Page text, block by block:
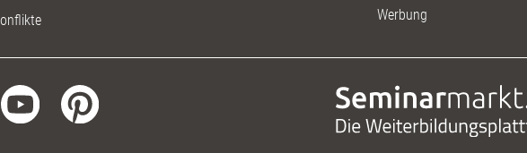
Werbung